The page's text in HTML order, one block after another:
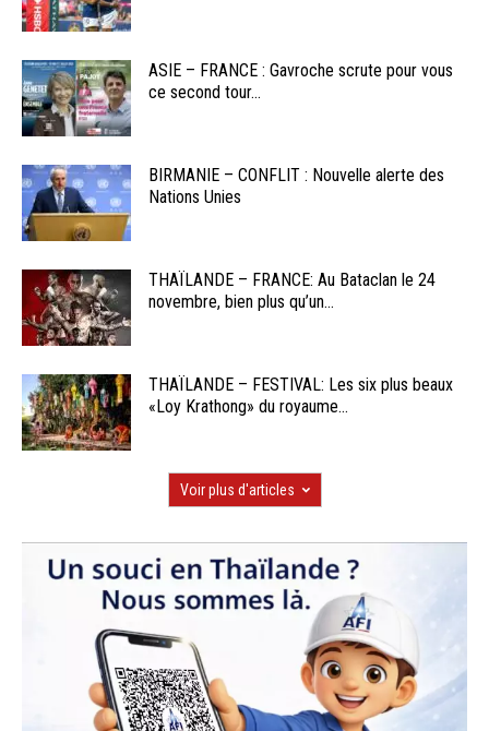
ASIE – FRANCE : Gavroche scrute pour vous
ce second tour...
BIRMANIE – CONFLIT : Nouvelle alerte des
Nations Unies
THAÏLANDE – FRANCE: Au Bataclan le 24
novembre, bien plus qu’un...
THAÏLANDE – FESTIVAL: Les six plus beaux
«Loy Krathong» du royaume...
Voir plus d'articles